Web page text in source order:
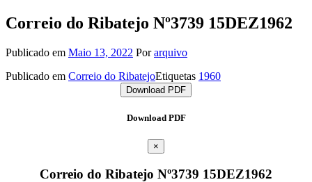
Correio do Ribatejo Nº3739 15DEZ1962
Publicado em Maio 13, 2022 Porarquivo
Publicado em Correio do RibatejoEtiquetas 1960
Download PDF
Download PDF
×
Correio do Ribatejo Nº3739 15DEZ1962